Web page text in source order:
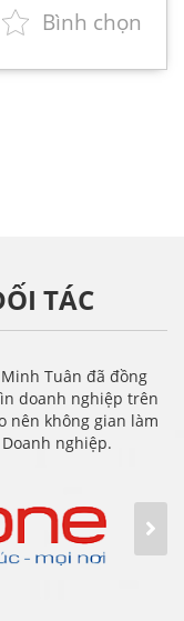
Bình chọn
TÁC
Tuân đã đồng
doanh nghiệp trên
nên không gian làm
nghiệp.